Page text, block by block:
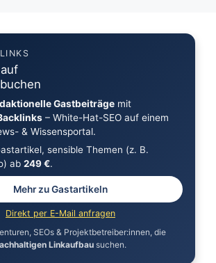
Gastbeiträgemit
– White-Hat-SEO auf einem
& Wissensportal.
sensible Themen (z. B.
ab 249 €.
Mehr zu Gastartikeln
Direkt per E-Mail anfragen
SEOs & Projektbetreiber:innen, die
Linkaufbau suchen.